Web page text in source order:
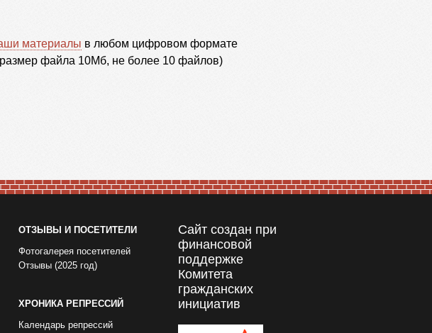
материалы в любом цифровом формате
размер файла 10Мб, не более 10 файлов)
ОТЗЫВЫ И ПОСЕТИТЕЛИ
Фотогалерея посетителей
Отзывы (2025 год)
ХРОНИКА РЕПРЕССИЙ
Календарь репрессий
Сайт создан при
финансовой
поддержке
Комитета
гражданских
инициатив